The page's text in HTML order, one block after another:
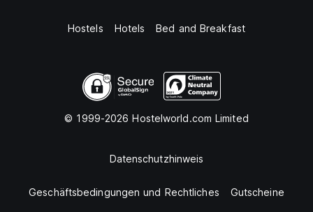
Hostels Hotels Bed and Breakfast
© 1999-2026 Hostelworld.com Limited
Datenschutzhinweis
Geschäftsbedingungen und Rechtliches Gutscheine